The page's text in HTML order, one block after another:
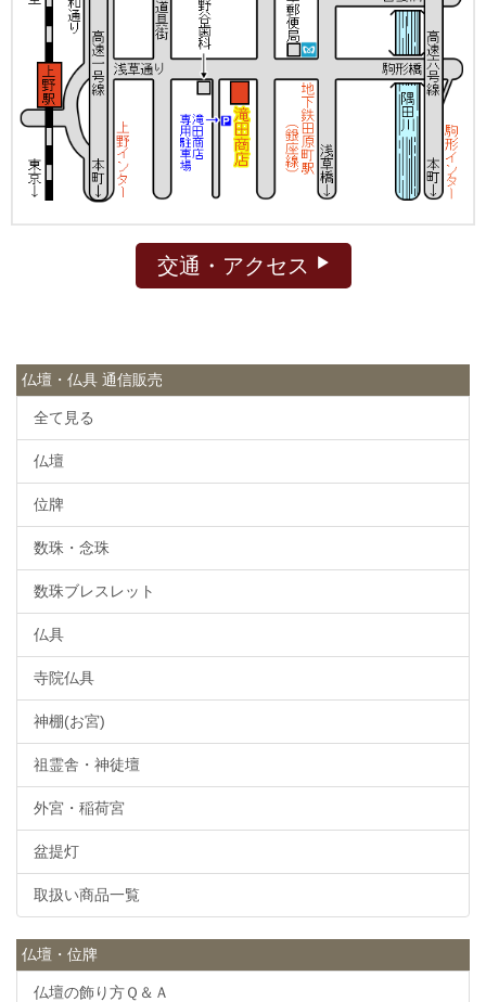
交通・アクセス
仏壇・仏具 通信販売
全て見る
仏壇
位牌
数珠・念珠
数珠ブレスレット
仏具
寺院仏具
神棚(お宮)
祖霊舎・神徒壇
外宮・稲荷宮
盆提灯
取扱い商品一覧
仏壇・位牌
仏壇の飾り方Ｑ＆Ａ